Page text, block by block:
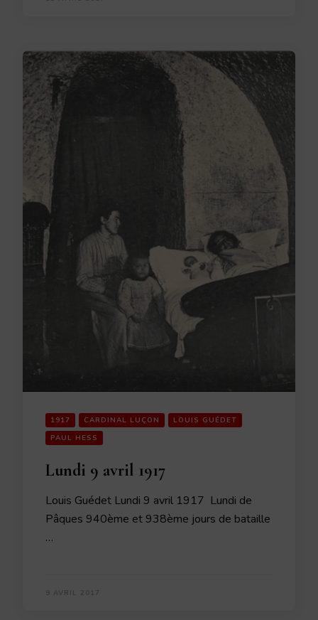
1917 CARDINAL LUÇON
LOUIS GUÉDET
PAUL HESS
Lundi 9 avril 1917
Louis Guédet Lundi 9 avril 1917 Lundi de
Pâques 940ème et 938ème jours de bataille
…